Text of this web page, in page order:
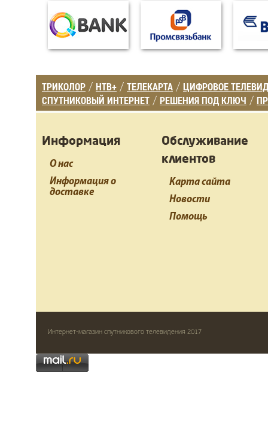
ТРИКОЛОР / НТВ+ / ТЕЛЕКАРТА / ЦИФРОВОЕ
СПУТНИКОВЫЙ ИНТЕРНЕТ / РЕШЕНИЯ ПОД КЛЮЧ /
Информация
О нас
Информация о
доставке
Обслуживание
клиентов
Карта сайта
Новости
Помощь
Интернет-магазин спутникового телевидения 2017